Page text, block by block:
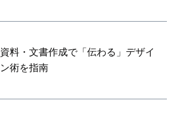
資料・文書作成で「伝わる」デザイ
ン術を指南